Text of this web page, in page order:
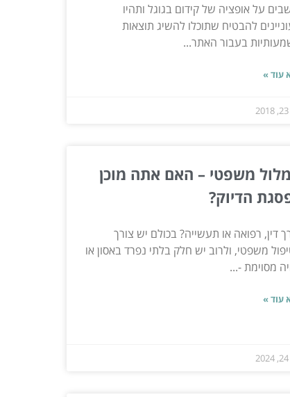
על אופציה של קידום בגוגל ותהיו
להבטיח שתוכלו להשיג תוצאות
בעבור האתר...
עוד »
משפטי – האם אתה מוכן
הדיוק?
דין, רפואה או תעשייה? בכולם יש צורך
משפטי, ולרוב יש חלק בלתי נפרד באסון או
מסוימת -...
עוד »